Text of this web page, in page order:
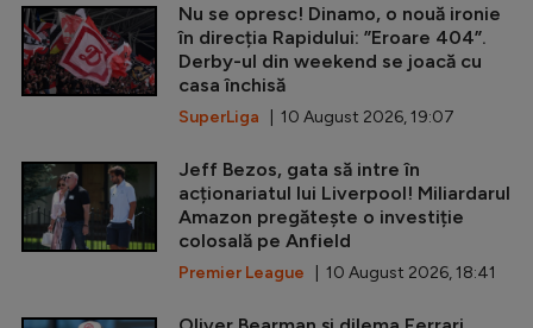
Nu se opresc! Dinamo, o nouă ironie
în direcția Rapidului: ”Eroare 404”.
Derby-ul din weekend se joacă cu
casa închisă
SuperLiga | 10 August 2026, 19:07
Jeff Bezos, gata să intre în
acționariatul lui Liverpool! Miliardarul
Amazon pregătește o investiție
colosală pe Anfield
Premier League | 10 August 2026, 18:41